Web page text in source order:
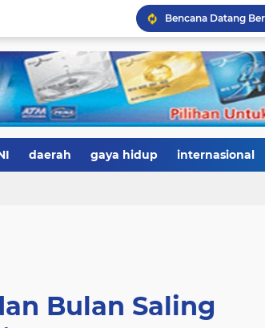
daerah gaya hidup internasional
Bulan Saling